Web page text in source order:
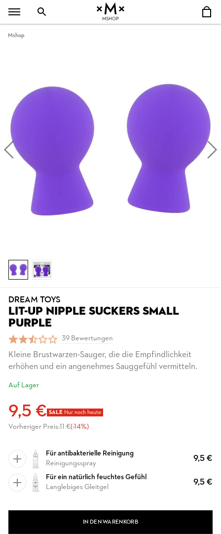
MSHOP
Mshop
DREAM TOYS
LIT-UP NIPPLE SUCKERS SMALL
PURPLE
39 Bewertungen
Kleine Brustwarzen-Sauger, die die Empfindlichkeit
erhöhen und ein angenehmes Sauggefühl vermitteln.
Auf Lager
9,5 € SALE Nur noch heute
Vorheriger Preis:11 €(-14%)
Für antibakterielle Reinigung
Reinigungsspray
9,5 €
Für ein natürlich feuchtes Gefühl
Langlebiges Gleitgel
9,5 €
IN DEN WARENKORB